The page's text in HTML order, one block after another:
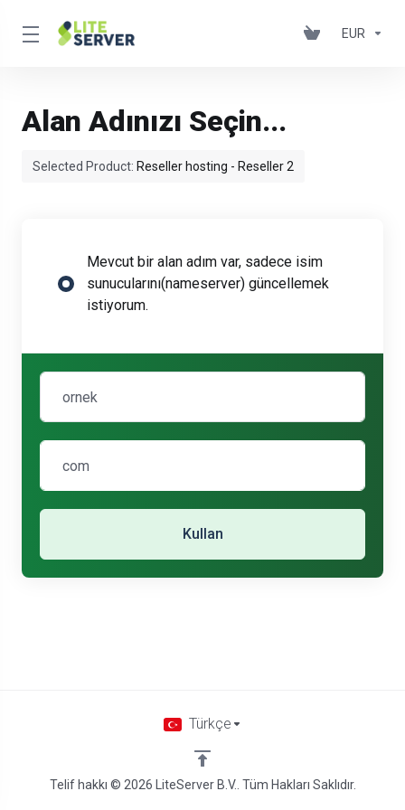
EUR
Alan Adınızı Seçin...
Selected Product: Reseller hosting - Reseller 2
Mevcut bir alan adım var, sadece isim
sunucularını(nameserver) güncellemek
istiyorum.
Kullan
Telif hakkı © 2026 LiteServer B.V.. Tüm Hakları Saklıdır.
Türkçe